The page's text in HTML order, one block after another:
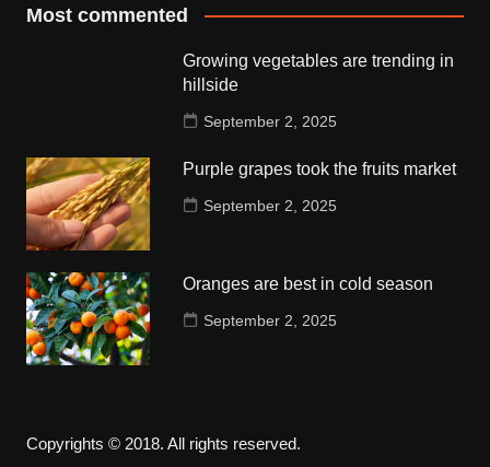
Most commented
Growing vegetables are trending in
hillside
September 2, 2025
Purple grapes took the fruits market
September 2, 2025
Oranges are best in cold season
September 2, 2025
Copyrights © 2018. All rights reserved.